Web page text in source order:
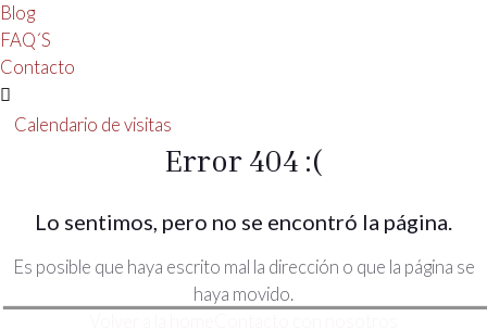
Blog
FAQ´S
Contacto
Calendario de visitas
Error 404 :(
Lo sentimos, pero no se encontró la página.
Es posible que haya escrito mal la dirección o que la página se
haya movido.